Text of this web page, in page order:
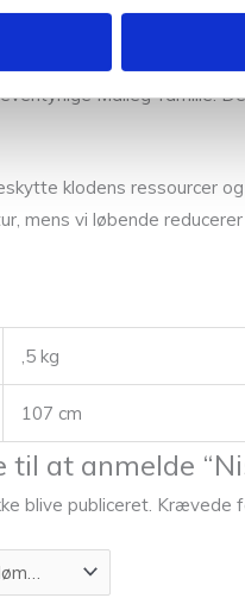
tændstikæsker bliver til
Maileg-familie.
klodens ressourcer
mens vi løbende
,5 kg
107 cm
at anmelde
blive publiceret. Krævede